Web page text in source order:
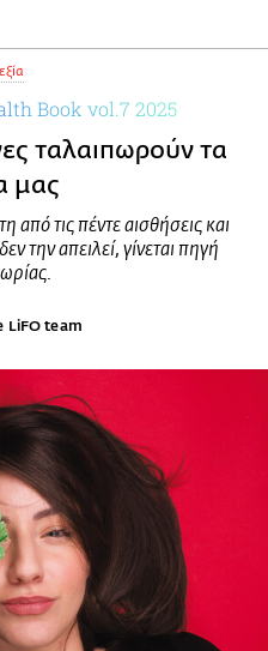
Book vol.7 2025
ταλαιπωρούν τα
μας
από τις πέντε αισθήσεις και
την απειλεί, γίνεται πηγή
LiFO team